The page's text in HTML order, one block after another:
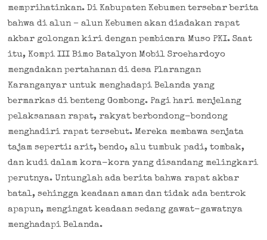
memprihatinkan. Di Kabupaten Kebumen tersebar berita
bahwa di alun – alun Kebumen akan diadakan rapat
akbar golongan kiri dengan pembicara Muso PKI. Saat
itu, Kompi III Bimo Batalyon Mobil Sroehardoyo
mengadakan pertahanan di desa Plarangan
Karanganyar untuk menghadapi Belanda yang
bermarkas di benteng Gombong. Pagi hari menjelang
pelaksanaan rapat, rakyat berbondong-bondong
menghadiri rapat tersebut. Mereka membawa senjata
tajam seperti: arit, bendo, alu tumbuk padi, tombak,
dan kudi dalam kora-kora yang disandang melingkari
perutnya. Untunglah ada berita bahwa rapat akbar
batal, sehingga keadaan aman dan tidak ada bentrok
apapun, mengingat keadaan sedang gawat-gawatnya
menghadapi Belanda.